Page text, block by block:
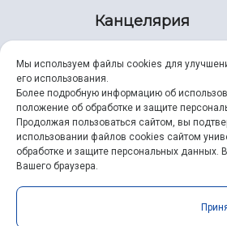
Канцелярия
8 (846) 267-43-70
ssau@ssau.ru
Мы используем файлы cookies для
его использования.
Более подробную информацию об
положение об обработке и защите
Продолжая пользоваться сайтом, вы
использовании файлов cookies сайтом
обработке и защите персональных
Вашего браузера.